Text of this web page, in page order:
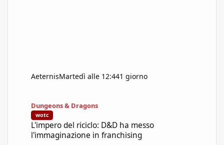
AeternisMartedì alle 12:441 giorno
Dungeons & Dragons
wotc
L'impero del riciclo: D&D ha messo
l'immaginazione in franchising